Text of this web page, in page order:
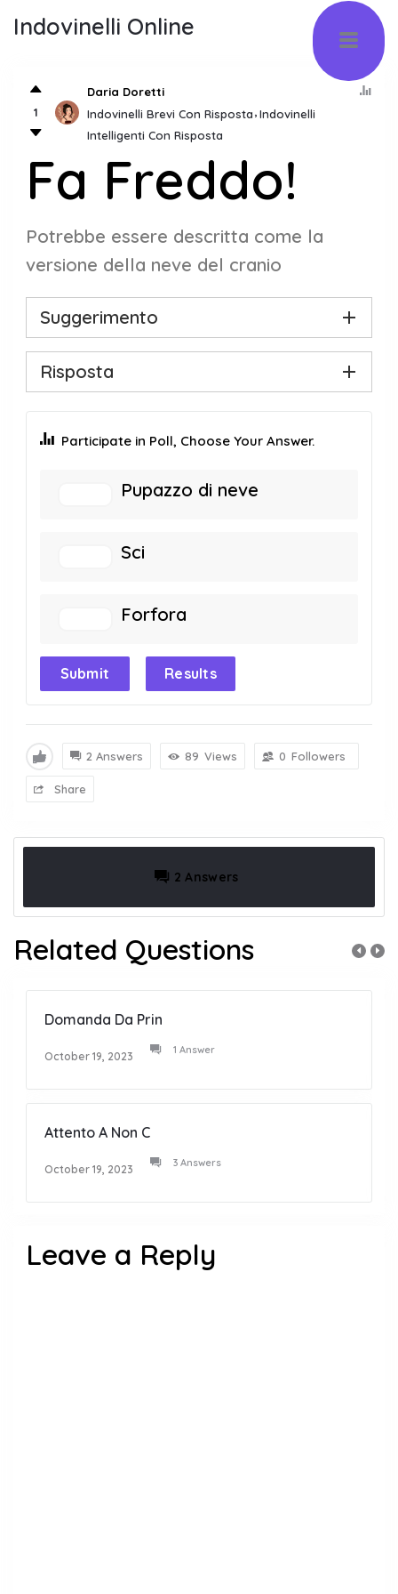
Indovinelli Online
1
Daria Doretti
Indovinelli Brevi Con Risposta Indovinelli
Intelligenti Con Risposta
Fa Freddo!
Potrebbe essere descritta come la
versione della neve del cranio
Suggerimento
Risposta
Participate in Poll, Choose Your Answer.
Pupazzo di neve
Sci
Forfora
Submit Results
2 Answers 89 Views 0 Followers
Share
2 Answers
Related Questions
Domanda Da Prin
October 19, 2023 1 Answer
Attento A Non C
October 19, 2023 3 Answers
Leave a Reply